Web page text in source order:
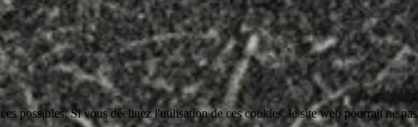
possibles. Si vous déclinez l'utilisation de ces cookies, le site web pourrait ne